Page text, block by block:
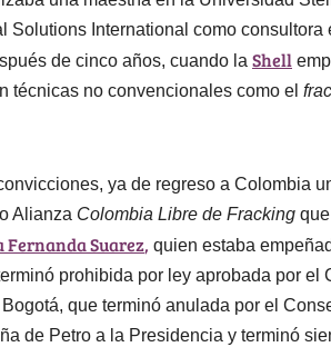
Solutions International como consultora
de cinco años, cuando la Shell
técnicas no convencionales como el
ya de regreso a Colombia
Alianza Colombia Libre de Fracking
Fernanda Suarez, quien estaba
prohibida por ley aprobada por el
que terminó anulada por el
de Petro a la Presidencia y terminó